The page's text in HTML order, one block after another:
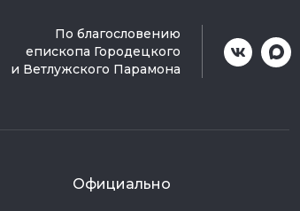
По благословению
епископа Городецкого
и Ветлужского Парамона
Официально